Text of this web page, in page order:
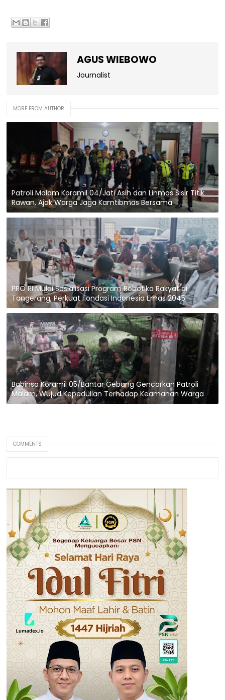
AGUS WIEBOWO
Journalist
MORE FROM AUTHOR
Patroli Malam Koramil 04/Jati Asih dan Linmas Sisir Titik
Rawan, Ajak Warga Jaga Kamtibmas Bersama
PRO RI Mulai Sosialisasi Program Robotika Rakyat di
Tangerang, Perkuat Fondasi Indonesia Emas 2045
Babinsa Koramil 05/Bantar Gebang Gencarkan Patroli
Malam, Wujud Kepedulian Terhadap Keamanan Warga
COMMENTS